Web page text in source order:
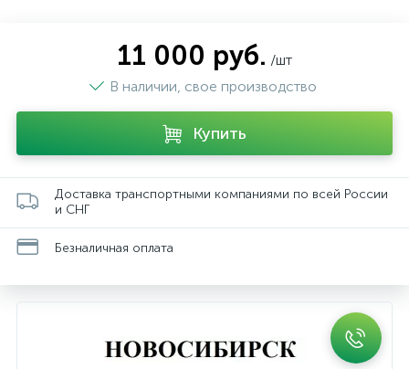
11 000 руб. /шт
В наличии, свое производство
Купить
Доставка транспортными компаниями по всей России
и СНГ
Безналичная оплата